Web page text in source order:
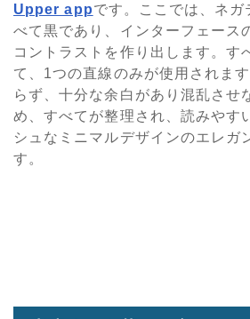
Upper appです。ここでは、ネ
べて黒であり、インターフェース
コントラストを作り出します。す
て、1つの直線のみが使用されま
らず、十分な余白があり混乱させ
め、すべてが整理され、読みやす
シュなミニマルデザインのエレガ
す。